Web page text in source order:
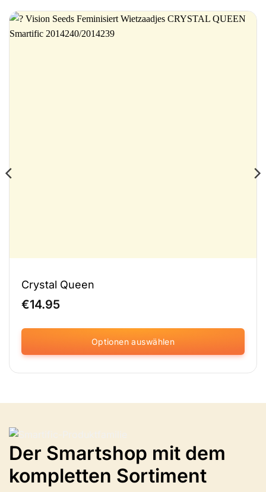
Crystal Queen
€14.95
Optionen auswählen
Dieses
Produkt
Die
Optionen
können
auf
Der Smartshop mit dem
kompletten Sortiment